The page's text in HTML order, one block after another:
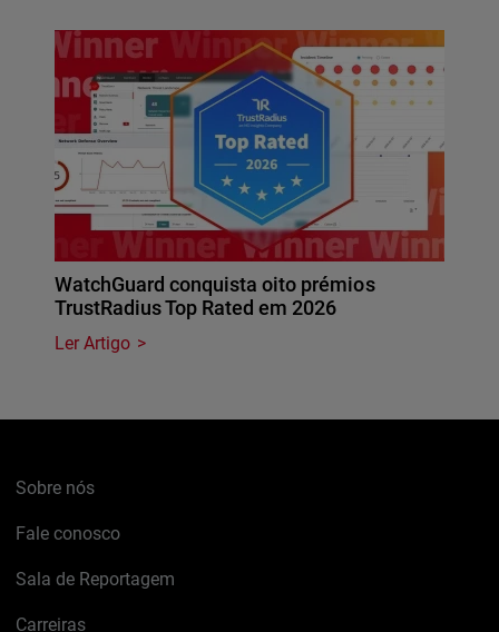
WatchGuard conquista oito prémios
TrustRadius Top Rated em 2026
Ler Artigo
Sobre nós
Fale conosco
Sala de Reportagem
Carreiras